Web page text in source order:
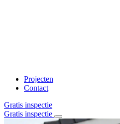
Projecten
Contact
Gratis inspectie
Gratis inspectie